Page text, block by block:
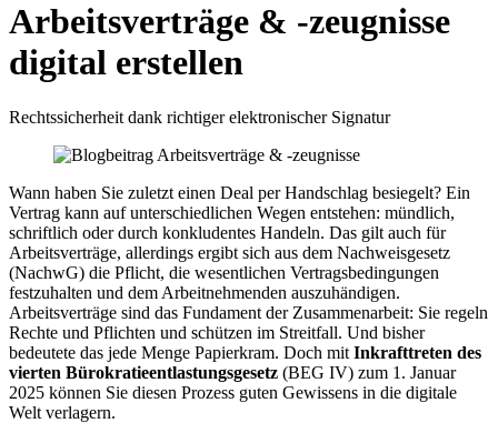
Arbeitsverträge & -zeugnisse
digital erstellen
Rechtssicherheit dank richtiger elektronischer Signatur
Wann haben Sie zuletzt einen Deal per Handschlag besiegelt? Ein
Vertrag kann auf unterschiedlichen Wegen entstehen: mündlich,
schriftlich oder durch konkludentes Handeln. Das gilt auch für
Arbeitsverträge, allerdings ergibt sich aus dem Nachweisgesetz
(NachwG) die Pflicht, die wesentlichen Vertragsbedingungen
festzuhalten und dem Arbeitnehmenden auszuhändigen.
Arbeitsverträge sind das Fundament der Zusammenarbeit: Sie regeln
Rechte und Pflichten und schützen im Streitfall. Und bisher
bedeutete das jede Menge Papierkram. Doch mit Inkrafttreten des
vierten Bürokratieentlastungsgesetz (BEG IV) zum 1. Januar
2025 können Sie diesen Prozess guten Gewissens in die digitale
Welt verlagern.